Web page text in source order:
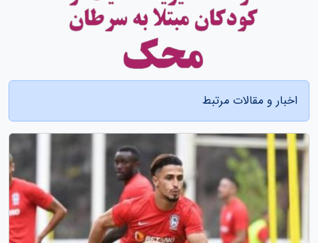
اخبار و مقالات مرتبط